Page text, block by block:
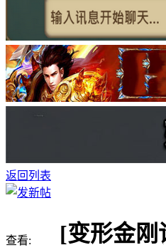
返回列表
查看:
[变形金刚